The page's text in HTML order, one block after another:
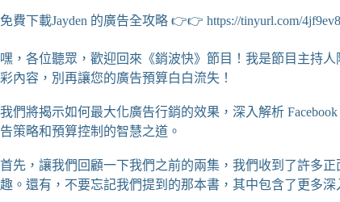
免費下載Jayden 的廣告全攻略 👉👉 https://tinyurl.com/
嘿，各位聽眾，歡迎回來《銷波快》節目！我是節目主持
彩內容，別再讓您的廣告預算白白流失！
我們將揭示如何最大化廣告行銷的效果，深入解析
告策略和預算控制的智慧之道。
首先，讓我們回顧一下我們之前的兩集，我們收到了許多
趣。還有，不要忘記我們提到的那本書，其中包含了更多深